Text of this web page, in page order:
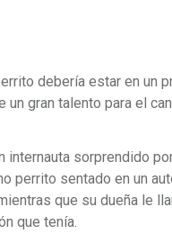
debería estar en un
un gran talento para el
internauta sorprendido
perrito sentado en un
que su dueña le
que tenía.